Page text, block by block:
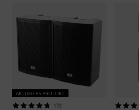
AKTUELLES PRODUKT
172